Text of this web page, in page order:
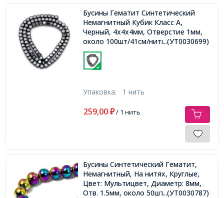
Бусины Гематит Синтетический
Немагнитный Кубик Класс А,
Черный, 4х4х4мм, Отверстие 1мм,
около 100шт/41см/нить,...(УТ0030699)
Упаковка: 1 нить
259,00 ₽/ 1 нить
Бусины Синтетический Гематит,
Немагнитный, На нитях, Круглые,
Цвет: Мультицвет, Диаметр: 8мм,
Отв. 1.5мм, около 50шт/40см/нить,
...(УТ0030787)